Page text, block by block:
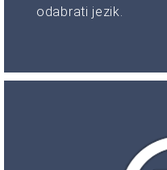
odabrati jezik.